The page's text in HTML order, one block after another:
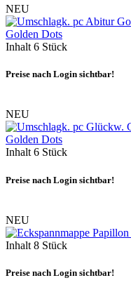
NEU
Golden Dots
Inhalt 6 Stück
Preise nach Login sichtbar!
NEU
Golden Dots
Inhalt6 Stück
Preise nach Login sichtbar!
NEU
Inhalt 8 Stück
Preise nach Login sichtbar!